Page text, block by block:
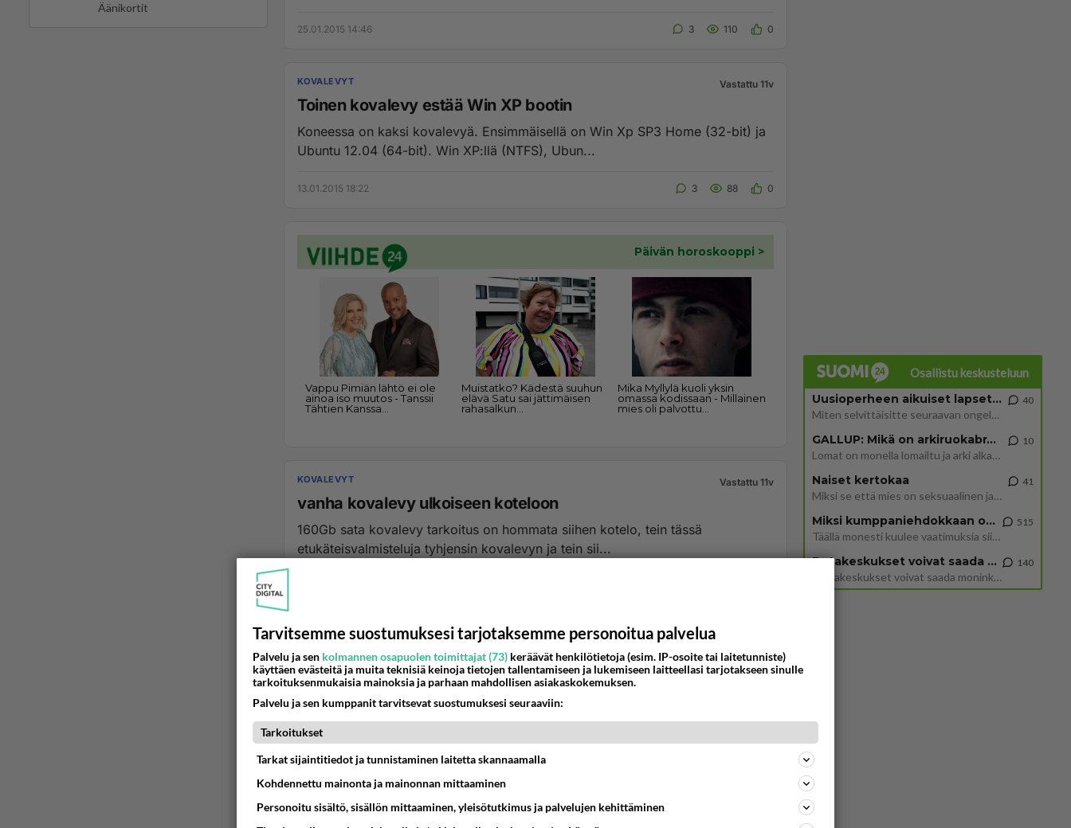
Äänikortit
25.01.2015 14:46 3 110 0
KOVALEVYT Vastattu 11v
Toinen kovalevy estää Win XP bootin
Koneessa on kaksi kovalevyä. Ensimmäisellä on Win Xp SP3 Home (32-bit) ja
Ubuntu 12.04 (64-bit). Win XP:llä (NTFS), Ubun...
13.01.2015 18:22 3 88 0
KOVALEVYT Vastattu 11v
vanha kovalevy ulkoiseen koteloon
160Gb sata kovalevy tarkoitus on hommata siihen kotelo, tein tässä
etukäteisvalmisteluja tyhjensin kovalevyn ja tein sii...
Osallistu keskusteluun
Uusioperheen aikuiset lapset tyhjentää jääkaapin käydessään
Miten selvittäisitte seuraavan ongelman, meillä on uusioperhe, minulla teini-ikäiset lapset ja puolisolla aikuiset, jotk
40
GALLUP: Mikä on arkiruokabravuurisi?
Lomat on monella lomailtu ja arki alkaa. Se voi tarkoittaa myös sitä, että grillailut on grillattu ja palataan arjen ruo
10
Naiset kertokaa
Miksi se että mies on seksuaalinen ja haluaa seksiä ja te olette hänen mielestänne haluttava on vastenmielistä? Mikä sii
41
Miksi kumppaniehdokkaan oma elämä on teille ongelma?
Täällä monesti kuulee vaatimuksia siitä, että kumppaniehdokkaalla ei saisi olla lemmikkejä, lapsia, kavereita, eksiä, su
515
Datakeskukset voivat saada moninkertaisesti enemmän palautuksia kuin mitä ne maksavat veroja
”Datakeskukset voivat saada moninkertaisesti enemmän palautuksia kuin mitä ne maksavat veroja”, sanoo professori Jussi K
140
Tarvitsemme suostumuksesi tarjotaksemme personoitua palvelua
Palvelu ja sen kolmannen osapuolen toimittajat (73) keräävät henkilötietoja (esim. IP-osoite tai laitetunniste)
käyttäen evästeitä ja muita teknisiä keinoja tietojen tallentamiseen ja lukemiseen laitteellasi tarjotakseen sinulle
tarkoituksenmukaisia mainoksia ja parhaan mahdollisen asiakaskokemuksen.
Palvelu ja sen kumppanit tarvitsevat suostumuksesi seuraaviin:
Tarkoitukset
Tarkat sijaintitiedot ja tunnistaminen laitetta skannaamalla
Kohdennettu mainonta ja mainonnan mittaaminen
Personoitu sisältö, sisällön mittaaminen, yleisötutkimus ja palvelujen kehittäminen